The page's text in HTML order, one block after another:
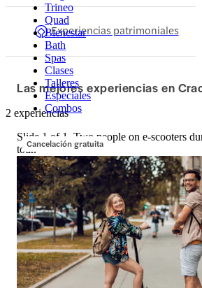
Trineo
Quad
Bienestar
Bath
Spas
Clases
Talleres
Especiales
Combos
Experiencias patrimoniales
Las mejores experiencias en
2 experiencias
Cancelación gratuita
Slide 1 of 1, Two people on e-scooters
tour.